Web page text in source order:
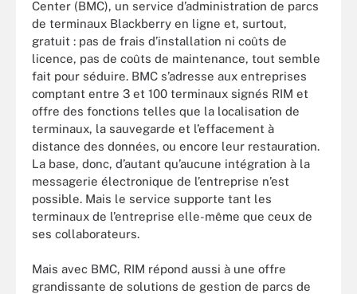
Center (BMC), un service d’administration de parcs
de terminaux Blackberry en ligne et, surtout,
gratuit : pas de frais d’installation ni coûts de
licence, pas de coûts de maintenance, tout semble
fait pour séduire. BMC s’adresse aux entreprises
comptant entre 3 et 100 terminaux signés RIM et
offre des fonctions telles que la localisation de
terminaux, la sauvegarde et l’effacement à
distance des données, ou encore leur restauration.
La base, donc, d’autant qu’aucune intégration à la
messagerie électronique de l’entreprise n’est
possible. Mais le service supporte tant les
terminaux de l’entreprise elle-même que ceux de
ses collaborateurs.
Mais avec BMC, RIM répond aussi à une offre
grandissante de solutions de gestion de parcs de